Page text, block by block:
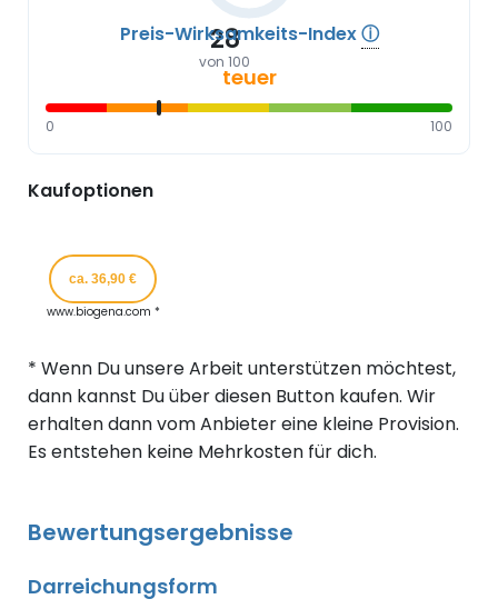
28
von 100
Preis-Wirksamkeits-Indexⓘ
teuer
0 100
Kaufoptionen
ca. 36,90 €
www.biogena.com *
* Wenn Du unsere Arbeit unterstützen möchtest,
dann kannst Du über diesen Button kaufen. Wir
erhalten dann vom Anbieter eine kleine Provision.
Es entstehen keine Mehrkosten für dich.
Bewertungsergebnisse
Darreichungsform